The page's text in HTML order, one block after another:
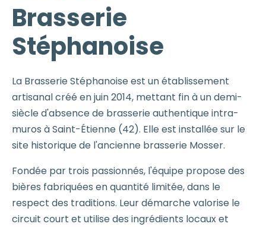
Brasserie
Stéphanoise
La Brasserie Stéphanoise est un établissement
artisanal créé en juin 2014, mettant fin à un demi-
siècle d'absence de brasserie authentique intra-
muros à Saint-Étienne (42). Elle est installée sur le
site historique de l'ancienne brasserie Mosser.
Fondée par trois passionnés, l'équipe propose des
bières fabriquées en quantité limitée, dans le
respect des traditions. Leur démarche valorise le
circuit court et utilise des ingrédients locaux et